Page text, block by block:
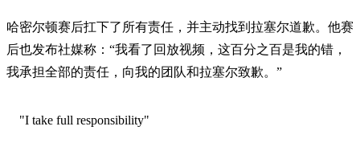
哈密尔顿赛后扛下了所有责任，并主动找到拉塞尔道歉。他赛
后也发布社媒称：“我看了回放视频，这百分之百是我的错，
我承担全部的责任，向我的团队和拉塞尔致歉。”
"I take full responsibility"